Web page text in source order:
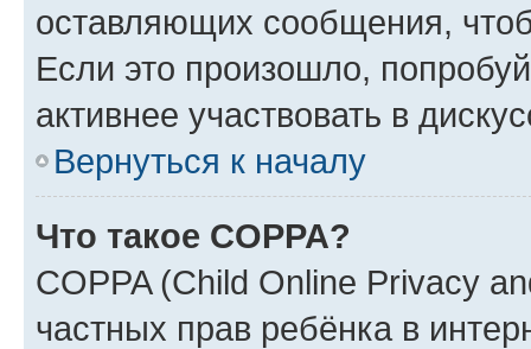
оставляющих сообщения,
Если это произошло,
активнее участвовать в
Вернуться к началу
Что такое COPPA?
COPPA (Child Online Privacy
частных прав ребёнка в